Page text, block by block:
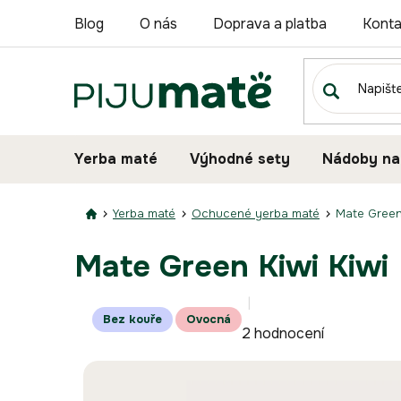
Blog O nás Doprava a platba
Yerba maté Výhodné sety Nádoby
Yerba maté Ochucené yerba maté Mate
Mate Green Kiwi Kiwi
Bez kouře Ovocná
Průměrné
hodnocení
2 hodnocení